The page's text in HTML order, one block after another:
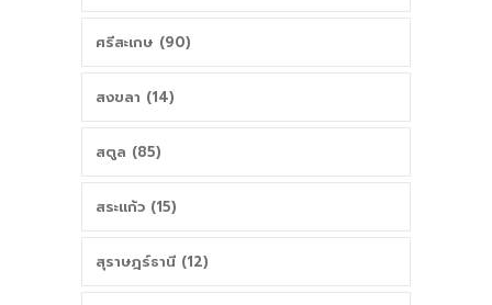
ศรีสะเกษ (90)
สงขลา (14)
สตูล (85)
สระแก้ว (15)
สุราษฎร์ธานี (12)